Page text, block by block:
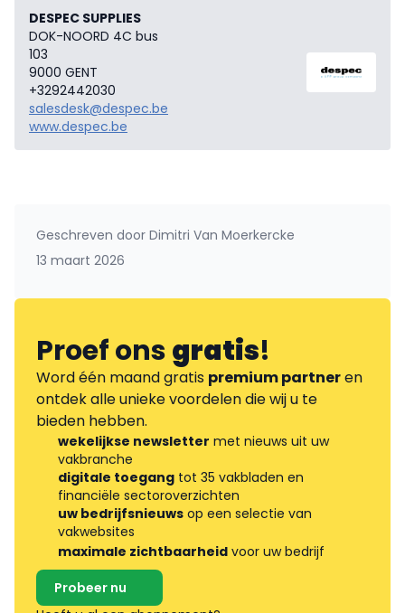
DESPEC SUPPLIES
DOK-NOORD 4C bus
103
9000 GENT
+3292442030
salesdesk@despec.be
www.despec.be
Geschreven door Dimitri Van Moerkercke
13 maart 2026
Proef onsgratis!
Word één maand gratis premium partneren
ontdek alle unieke voordelen die wij u te
bieden hebben.
wekelijkse newsletter met nieuws uit uw
vakbranche
digitale toegang tot 35 vakbladen en
financiële sectoroverzichten
uw bedrijfsnieuws op een selectie van
vakwebsites
maximale zichtbaarheid voor uw bedrijf
Probeer nu